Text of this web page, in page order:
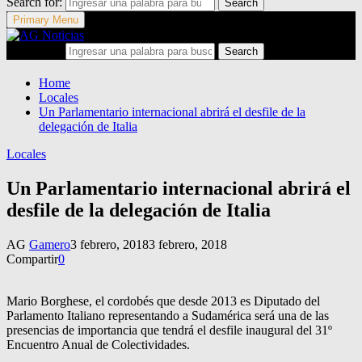
Search
Primary Menu
Search
Home
Locales
Un Parlamentario internacional abrirá el desfile de la
delegación de Italia
Locales
Un Parlamentario internacional abrirá el
desfile de la delegación de Italia
AG Gamero3 febrero, 20183 febrero, 2018
Compartir0
Mario Borghese, el cordobés que desde 2013 es Diputado del
Parlamento Italiano representando a Sudamérica será una de las
presencias de importancia que tendrá el desfile inaugural del 31º
Encuentro Anual de Colectividades.